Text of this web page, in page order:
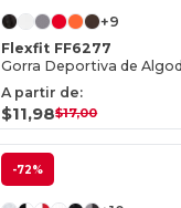
+9
Flexfit FF6277
A partir de:
$11,98$17,00
-72%